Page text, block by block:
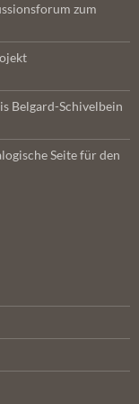
zum
Belgard-Schivelbein
Seite für den